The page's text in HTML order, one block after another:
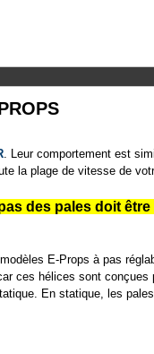
. Leur comportement est
la plage de vitesse de
des pales doit
E-Props à pas
ces hélices sont conçues
En statique, les